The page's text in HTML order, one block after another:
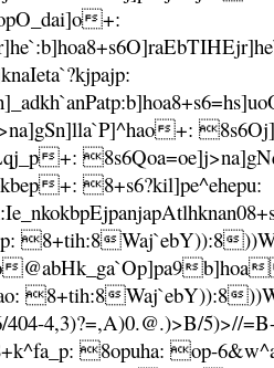
+:
+:
+:
+: 8+s6?kil]pe^ehepu:
8+tih:8Waj`ebY)):8
@abHk_ga`Op]pa9
8+tih:8Waj`ebY)):8
4,3)?=,A)0.@.)>B/5)>//
8opuha: op-